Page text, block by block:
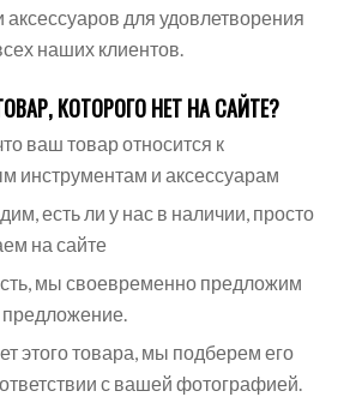
аксессуаров для удовлетворения
наших клиентов.
КОТОРОГО НЕТ НА САЙТЕ?
ваш товар относится к
инструментам и аксессуарам
есть ли у нас в наличии, просто
на сайте
мы своевременно предложим
этого товара, мы подберем его
с вашей фотографией.